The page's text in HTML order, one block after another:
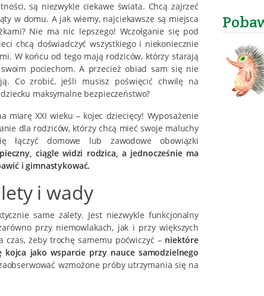
są niezwykle ciekawe świata. Chcą zajrzeć
w domu. A jak wiemy, najciekawsze są miejsca
Nie ma nic lepszego! Wczołganie się pod
chcą doświadczyć wszystkiego i niekoniecznie
W końcu od tego mają rodziców, którzy starają
pociechom. A przecież obiad sam się nie
Co zrobić, jeśli musisz poświęcić chwilę na
maksymalne bezpieczeństwo?
miarę XXI wieku – kojec dziecięcy! Wyposażenie
dla rodziców, którzy chcą mieć swoje maluchy
łączyć domowe lub zawodowe obowiązki
ciągle widzi rodzica, a jednocześnie ma
i gimnastykować.
i wady
same zalety. Jest niezwykle funkcjonalny
przy niemowlakach, jak i przy większych
żeby trochę samemu poćwiczyć – niektóre
jako wsparcie przy nauce samodzielnego
wzmożone próby utrzymania się na